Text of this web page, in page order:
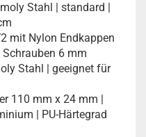
Stahl | standard |
mit Nylon Endkappen
6 mm
Stahl | geeignet für
110 mm x 24 mm |
| PU-Härtegrad